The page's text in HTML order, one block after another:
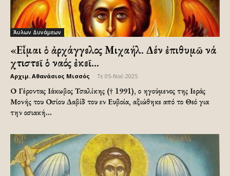
Άυλων Δυνάμεων
«Εἶμαι ὁ ἀρχάγγελος Μιχαήλ. Δέν ἐπιθυμῶ νά
χτιστεῖ ὁ ναός ἐκεῖ...
Αρχιμ. Αθανάσιος Μισσός Τε 05-Νοέ-2025
Ο Γέροντας Ιάκωβος Τσαλίκης († 1991), ο ηγούμενος της Ιεράς
Μονής του Οσίου Δαβίδ του εν Ευβοία, αξιώθηκε από το Θεό για
την οσιακή...